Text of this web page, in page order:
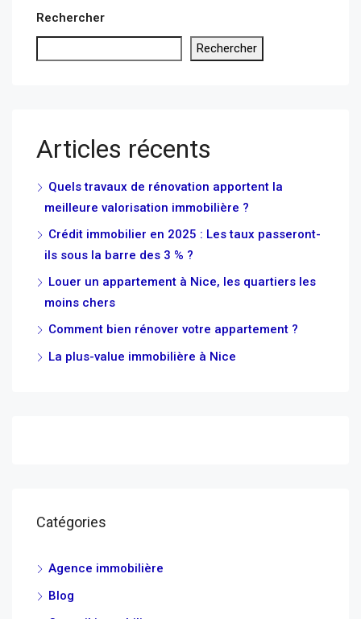
Rechercher
Rechercher
Articles récents
Quels travaux de rénovation apportent la
meilleure valorisation immobilière ?
Crédit immobilier en 2025 : Les taux passeront-
ils sous la barre des 3 % ?
Louer un appartement à Nice, les quartiers les
moins chers
Comment bien rénover votre appartement ?
La plus-value immobilière à Nice
Catégories
Agence immobilière
Blog